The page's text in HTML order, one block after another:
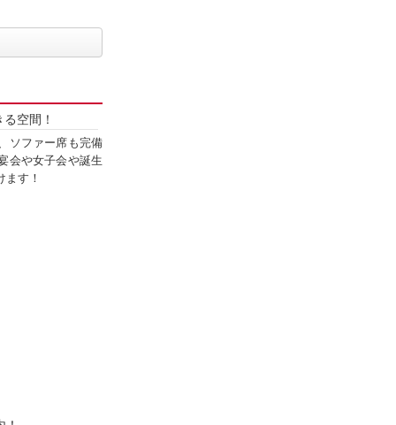
空間！
ソファー席も完備
会や女子会や誕生
ます！